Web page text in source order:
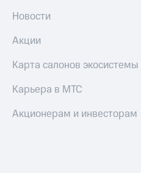
Новости
Акции
Карта салонов
Карьера в МТС
Акционерам и инвесторам